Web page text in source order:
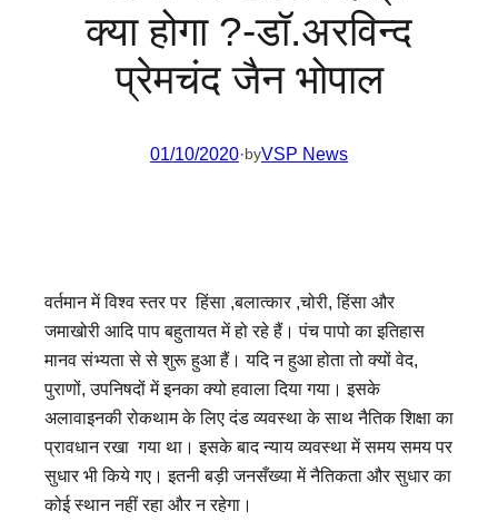
क्या होगा ?-डॉ.अरविन्द
प्रेमचंद जैन भोपाल
01/10/2020·byVSP News
वर्तमान में विश्व स्तर पर हिंसा ,बलात्कार ,चोरी, हिंसा और
जमाखोरी आदि पाप बहुतायत में हो रहे हैं। पंच पापो का इतिहास
मानव संभ्यता से से शुरू हुआ हैं। यदि न हुआ होता तो क्यों वेद,
पुराणों, उपनिषदों में इनका क्यो हवाला दिया गया। इसके
अलावाइनकी रोकथाम के लिए दंड व्यवस्था के साथ नैतिक शिक्षा का
प्रावधान रखा गया था। इसके बाद न्याय व्यवस्था में समय समय पर
सुधार भी किये गए। इतनी बड़ी जनसँख्या में नैतिकता और सुधार का
कोई स्थान नहीं रहा और न रहेगा।